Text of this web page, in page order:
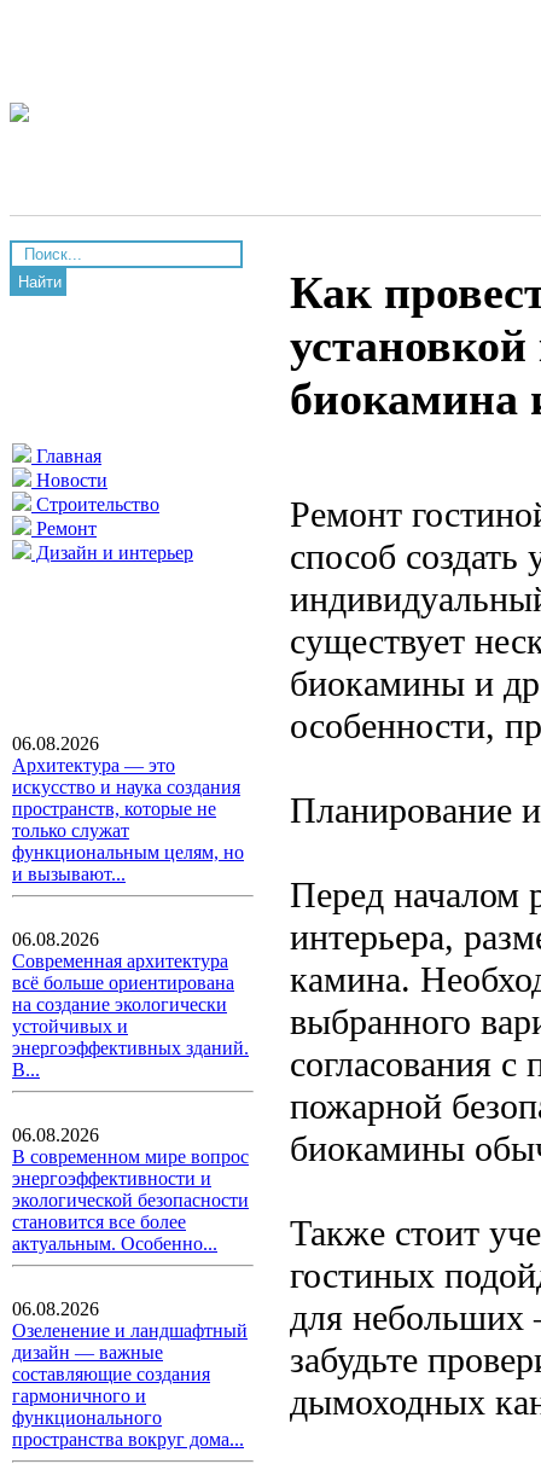
Найти
Главная
Новости
Строительство
Ремонт
Дизайн и интерьер
06.08.2026
Архитектура — это
искусство и наука создания
пространств, которые не
только служат
функциональным целям, но
и вызывают...
06.08.2026
Современная архитектура
всё больше ориентирована
на создание экологически
устойчивых и
энергоэффективных зданий.
В...
06.08.2026
В современном мире вопрос
энергоэффективности и
экологической безопасности
становится все более
актуальным. Особенно...
06.08.2026
Озеленение и ландшафтный
дизайн — важные
составляющие создания
гармоничного и
функционального
пространства вокруг дома...
Как
биокамина
Ремонт
способ
существует
биокамины и
особенности,
Планирование
Перед началом
интерьера,
камина.
выбранного
согласования
пожарной
биокамины
Также стоит
гостиных
для небольших
забудьте
дымоходных